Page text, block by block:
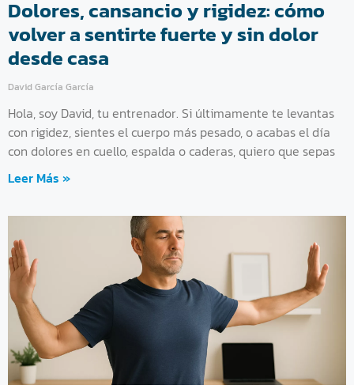
Dolores, cansancio y rigidez: cómo
volver a sentirte fuerte y sin dolor
desde casa
David García García
Hola, soy David, tu entrenador. Si últimamente te levantas
con rigidez, sientes el cuerpo más pesado, o acabas el día
con dolores en cuello, espalda o caderas, quiero que sepas
Leer Más »